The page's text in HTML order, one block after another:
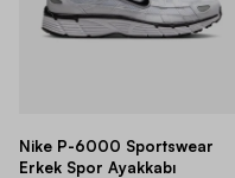
Nike P-6000 Sportswear
Erkek Spor Ayakkabı